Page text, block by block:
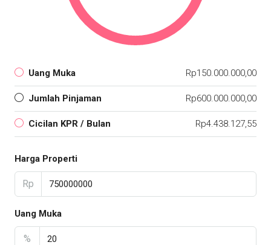
Uang Muka Rp150.000.000,00
Jumlah Pinjaman Rp600.000.000,00
Cicilan KPR / Bulan Rp4.438.127,55
Harga Properti
Rp
Uang Muka
%